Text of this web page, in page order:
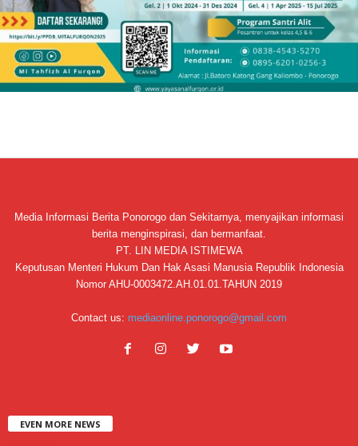
Media Informasi Berita Ponorogo dan Sekitarnya, menyajikan informasi
berita menginspirasi, dan bermanfaat.
PT. LIN MEDIA ISTIMEWA
Keputusan Menteri Hukum Dan Hak Asasi Manusia Republik Indonesia
Nomor AHU-0003472.AH.01.01.TAHUN 2019
Contact us: mediaonline.ponorogo@gmail.com
EVEN MORE NEWS